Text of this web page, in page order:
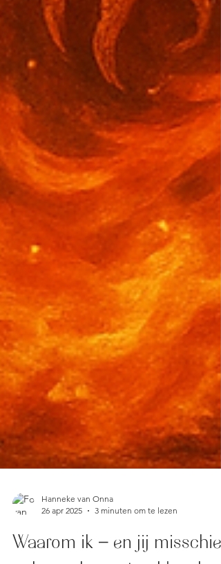
26 apr 2025
3 minuten om te lezen